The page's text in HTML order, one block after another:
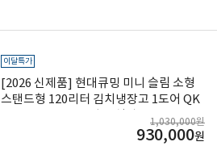
이달특가
[2026 신제품] 현대큐밍 미니 슬림 소형
스탠드형 120리터 김치냉장고 1도어 QK
1,030,000원
930,000원